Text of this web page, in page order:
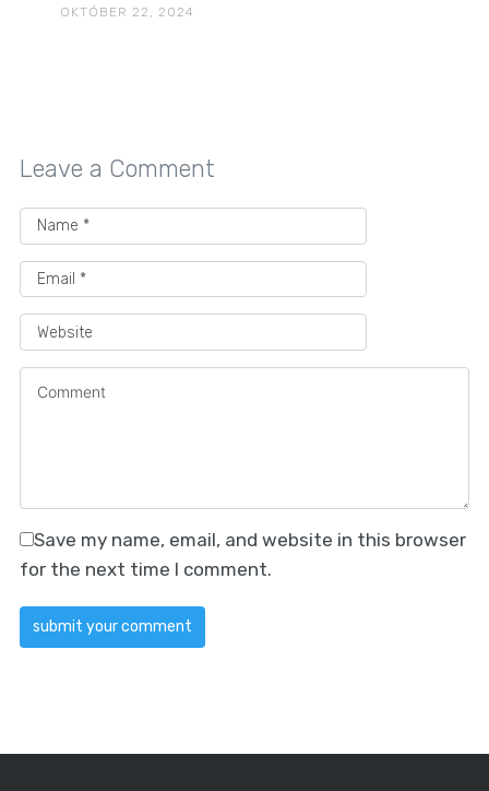
OKTÓBER 22, 2024
Leave a Comment
Save my name, email, and website in this browser
for the next time I comment.